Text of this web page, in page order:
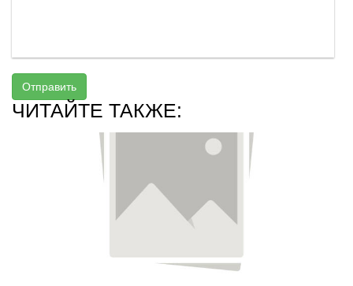
Отправить
ЧИТАЙТЕ ТАКЖЕ: